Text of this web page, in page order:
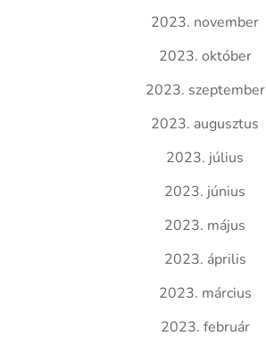
2023. november
2023. október
2023. szeptember
2023. augusztus
2023. július
2023. június
2023. május
2023. április
2023. március
2023. február